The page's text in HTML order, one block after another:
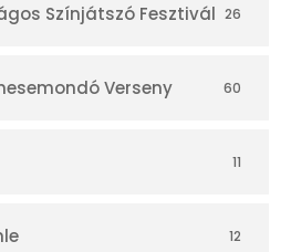
Színjátszó Fesztivál 26
Verseny 60
11
12